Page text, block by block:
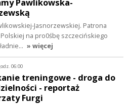
Jasnorzewskiej. Patrona
na pro0śbę szczecińskiego
» więcej
06:00
treningowe - droga do
- reportaż
Furgi